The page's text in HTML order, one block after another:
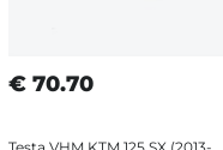
€ 70.70